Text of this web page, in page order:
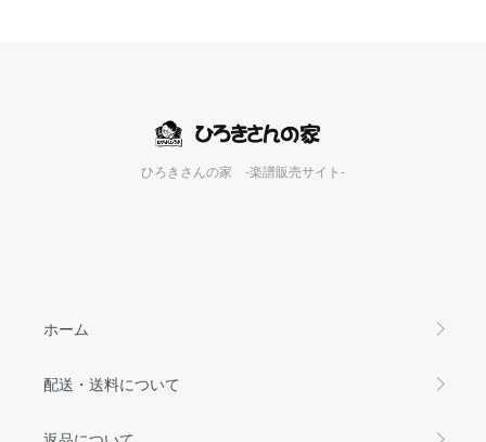
ひろきさんの家 -楽譜販売サイト-
ホーム
配送・送料について